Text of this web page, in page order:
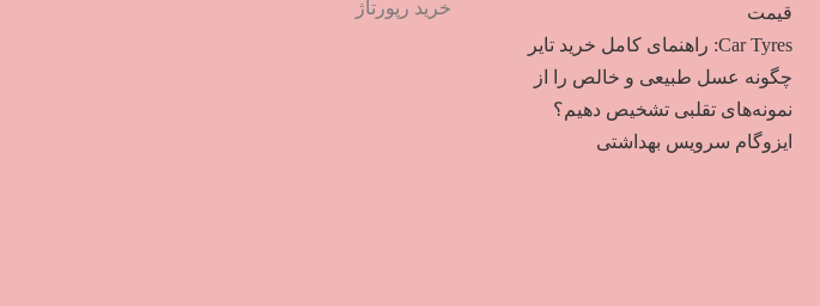
قیمت
Car Tyres: راهنمای کامل خرید تایر
چگونه عسل طبیعی و خالص را از
نمونه‌های تقلبی تشخیص دهیم؟
ایزوگام سرویس بهداشتی
خرید رپورتاژ